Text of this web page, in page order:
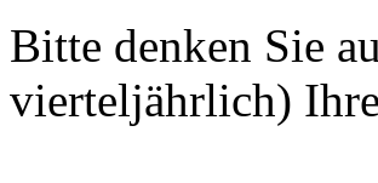
Bitte denken Sie
vierteljährlich)